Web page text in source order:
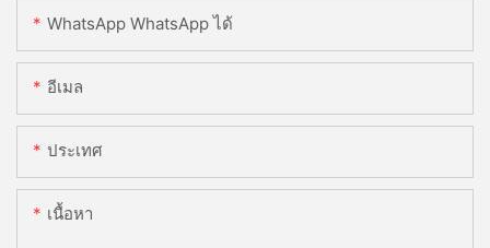
WhatsApp WhatsApp ได้
อีเมล
ประเทศ
เนื้อหา